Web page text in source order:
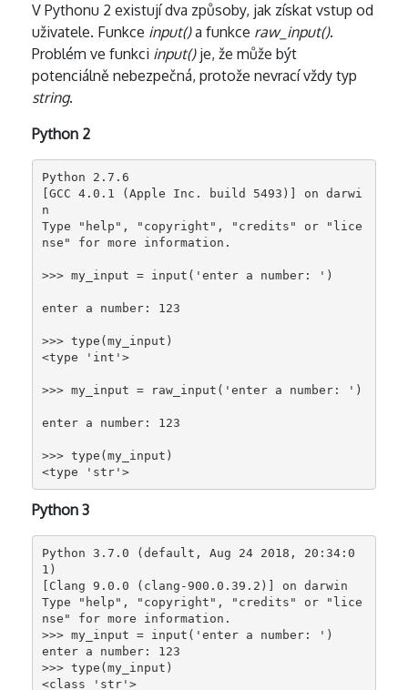
V Pythonu 2 existují dva způsoby, jak získat vstup od
uživatele. Funkce input()a funkce raw_input().
Problém ve funkci input()je, že může být
potenciálně nebezpečná, protože nevrací vždy typ
string.
Python 2
Python 2.7.6
[GCC 4.0.1 (Apple Inc. build 5493)] on darwi
n
Type "help", "copyright", "credits" or "lice
nse" for more information.
>>> my_input = input('enter a number: ')
enter a number: 123
>>> type(my_input)
<type 'int'>
>>> my_input = raw_input('enter a number: ')
enter a number: 123
>>> type(my_input)
<type 'str'>
Python 3
Python 3.7.0 (default, Aug 24 2018, 20:34:0
1)
[Clang 9.0.0 (clang-900.0.39.2)] on darwin
Type "help", "copyright", "credits" or "lice
nse" for more information.
>>> my_input = input('enter a number: ')
enter a number: 123
>>> type(my_input)
<class 'str'>